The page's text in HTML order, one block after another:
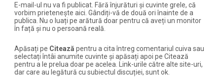
E-mail-ul nu va fi publicat. Fără înjurături și cuvinte grele, că
vorbim prietenește aici. Gândiți-vă de două ori înainte de a
publica. Nu o luați pe arătură doar pentru că aveți un monitor
în față și nu o persoană reală.
Apăsați pe Citează pentru a cita întreg comentariul cuiva sau
selectați întâi anumite cuvinte și apăsați apoi pe Citează
pentru a le prelua doar pe acelea. Link-urile către alte site-uri,
dar care au legătură cu subiectul discuției, sunt ok.